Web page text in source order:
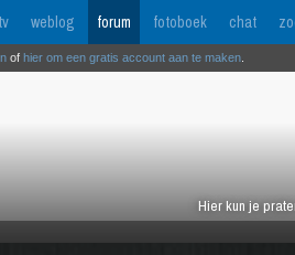
weblog forum fotoboek chat
Hier kun je
of hier om een gratis account aan te maken